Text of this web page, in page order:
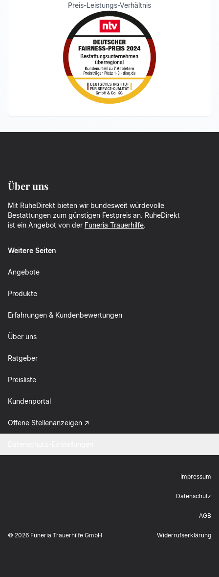
Preis-Leistungs-Verhältnis
Über uns
Mit RuheDirekt bieten wir bundesweit würdevolle
Bestattungen zum günstigen Festpreis an. RuheDirekt
ist ein Angebot von der Funeria Trauerhilfe.
Weitere Seiten
Angebote
Produkte
Erfahrungen & Kundenbewertungen
Über uns
Ratgeber
Preisliste
Kundenportal
Offene Stellenanzeigen
© 2026 Funeria Trauerhilfe GmbH
Impressum
Datenschutz
AGB
Widerrufserklärung